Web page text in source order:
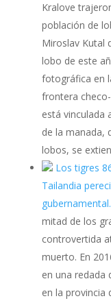
Kralove
población de
Miroslav Kutal
lobo de este
fotográfica en
frontera
está vinculada
de la manada,
lobos, se
Los tigres
Tailandia
gubernamental.
mitad de los
controvertida
muerto. En
en una redada
en la provincia